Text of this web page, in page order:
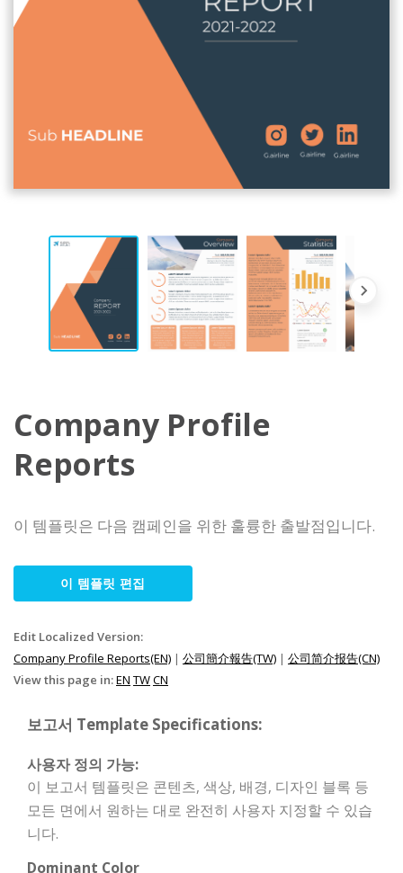
Company Profile
Reports
이 템플릿은 다음 캠페인을 위한 훌륭한 출발점입니다.
이 템플릿 편집
Edit Localized Version:
Company Profile Reports(EN) | 公司簡介報告(TW) | 公司简介报告(CN)
View this page in:EN TWCN
보고서 Template Specifications:
사용자 정의 가능:
이 보고서 템플릿은 콘텐츠, 색상, 배경, 디자인 블록 등
모든 면에서 원하는 대로 완전히 사용자 지정할 수 있습
니다.
Dominant Color